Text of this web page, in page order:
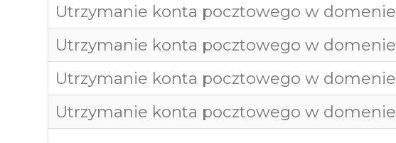
Utrzymanie konta pocztowego w
Utrzymanie konta pocztowego w
Utrzymanie konta pocztowego w
Utrzymanie konta pocztowego w